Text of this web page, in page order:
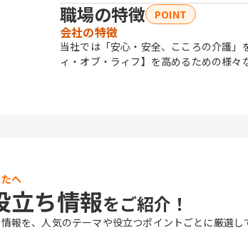
職場の特徴 POINT
会社の特徴
当社では「安心・安全、こころの介護
ィ・オブ・ラィフ】を高めるための様々
へ
立ち情報をご紹介！
報を、人気のテーマや役立つポイントごとに厳選し